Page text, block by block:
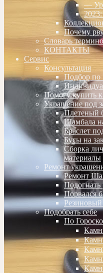
—
Почему
Словарь
КОНТАКТЫ
Сервис
Консультация
Подбор по
Помогу купить
Украшение под
Плетеный
Шамбала
Браслет
Бусы на
Сборка
материалы
Ремонт
Ремонт
Подогнать
Порвался
Резиновый
Подобрать себе
По